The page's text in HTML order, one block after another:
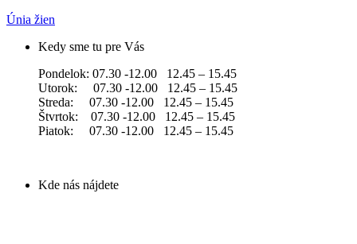
Únia žien
Kedy sme tu pre Vás
Pondelok: 07.30 -12.00 12.45 – 15.45
Utorok: 07.30 -12.00 12.45 – 15.45
Streda: 07.30 -12.00 12.45 – 15.45
Štvrtok: 07.30 -12.00 12.45 – 15.45
Piatok: 07.30 -12.00 12.45 – 15.45
Kde nás nájdete